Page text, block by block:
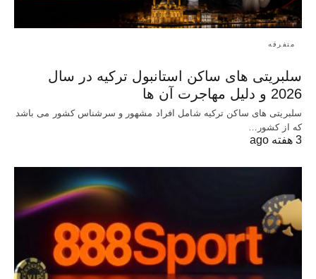
متفرقه
سلبریتی های ساکن استانبول ترکیه در سال
2026 و دلیل مهاجرت آن ها
سلبریتی های ساکن ترکیه شامل افراد مشهور و سرشناس کشور می باشد
که از کشور…
3 هفته ago